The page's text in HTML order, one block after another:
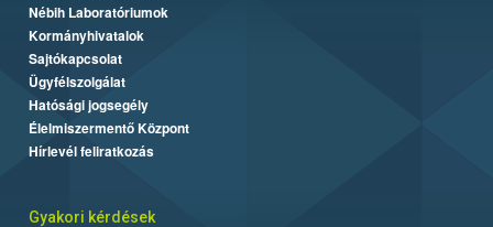
Nébih Laboratóriumok
Kormányhivatalok
Sajtókapcsolat
Ügyfélszolgálat
Hatósági jogsegély
Élelmiszermentő Központ
Hírlevél feliratkozás
Gyakori kérdések